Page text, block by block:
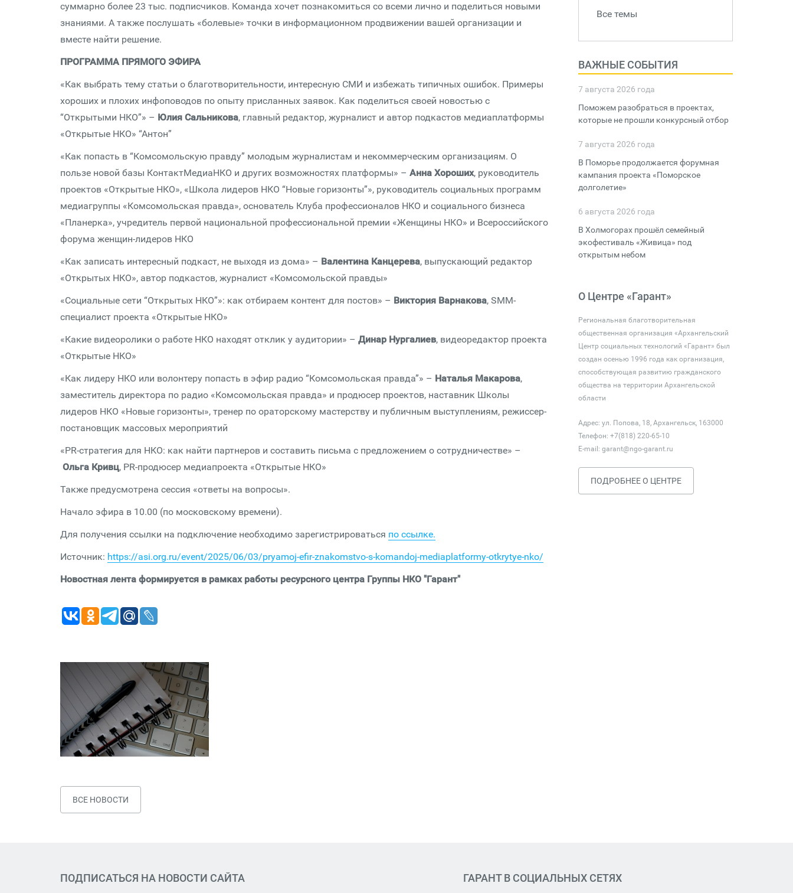
суммарно более 23 тыс. подписчиков. Команда хочет познакомиться со всеми лично и поделиться новыми
знаниями. А также послушать «болевые» точки в информационном продвижении вашей организации и
вместе найти решение.
ПРОГРАММА ПРЯМОГО ЭФИРА
«Как выбрать тему статьи о благотворительности, интересную СМИ и избежать типичных ошибок. Примеры
хороших и плохих инфоповодов по опыту присланных заявок. Как поделиться своей новостью с
“Открытыми НКО”» – Юлия Сальникова, главный редактор, журналист и автор подкастов медиаплатформы
«Открытые НКО» “Антон”
«Как попасть в “Комсомольскую правду” молодым журналистам и некоммерческим организациям. О
пользе новой базы КонтактМедиаНКО и других возможностях платформы» – Анна Хороших, руководитель
проектов «Открытые НКО», «Школа лидеров НКО “Новые горизонты”», руководитель социальных программ
медиагруппы «Комсомольская правда», основатель Клуба профессионалов НКО и социального бизнеса
«Планерка», учредитель первой национальной профессиональной премии «Женщины НКО» и Всероссийского
форума женщин-лидеров НКО
«Как записать интересный подкаст, не выходя из дома» – Валентина Канцерева, выпускающий редактор
«Открытых НКО», автор подкастов, журналист «Комсомольской правды»
«Социальные сети “Открытых НКО”»: как отбираем контент для постов» – Виктория Варнакова, SMM-
специалист проекта «Открытые НКО»
«Какие видеоролики о работе НКО находят отклик у аудитории» – Динар Нургалиев, видеоредактор проекта
«Открытые НКО»
«Как лидеру НКО или волонтеру попасть в эфир радио “Комсомольская правда”» – Наталья Макарова,
заместитель директора по радио «Комсомольская правда» и продюсер проектов, наставник Школы
лидеров НКО «Новые горизонты», тренер по ораторскому мастерству и публичным выступлениям, режиссер-
постановщик массовых мероприятий
«PR-стратегия для НКО: как найти партнеров и составить письма с предложением о сотрудничестве» –
Ольга Кривц, PR-продюсер медиапроекта «Открытые НКО»
Также предусмотрена сессия «ответы на вопросы».
Начало эфира в 10.00 (по московскому времени).
Для получения ссылки на подключение необходимо зарегистрироваться по ссылке.
Источник: https://asi.org.ru/event/2025/06/03/pryamoj-efir-znakomstvo-s-komandoj-mediaplatformy-otkrytye-nko/
Новостная лента формируется в рамках работы ресурсного центра Группы НКО "Гарант"
ВСЕ НОВОСТИ
Все темы
ВАЖНЫЕ СОБЫТИЯ
7 августа 2026 года
Поможем разобраться в проектах,
которые не прошли конкурсный отбор
7 августа 2026 года
В Поморье продолжается форумная
кампания проекта «Поморское
долголетие»
6 августа 2026 года
В Холмогорах прошёл семейный
экофестиваль «Живица» под
открытым небом
О Центре «Гарант»
Региональная благотворительная
общественная организация «Архангельский
Центр социальных технологий «Гарант» был
создан осенью 1996 года как организация,
способствующая развитию гражданского
общества на территории Архангельской
области
Адрес: ул. Попова, 18, Архангельск, 163000
Телефон: +7(818) 220-65-10
E-mail: garant@ngo-garant.ru
ПОДРОБНЕЕ О ЦЕНТРЕ
ПОДПИСАТЬСЯ НА НОВОСТИ САЙТА ГАРАНТ В СОЦИАЛЬНЫХ СЕТЯХ